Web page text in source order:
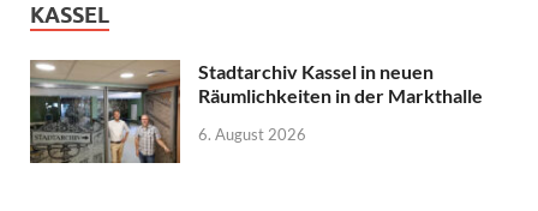
KASSEL
Stadtarchiv Kassel in neuen
Räumlichkeiten in der Markthalle
6. August 2026